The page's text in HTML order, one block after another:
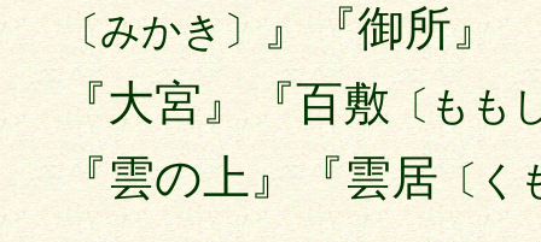
〔みかき〕』『御所』
『大宮』『百敷〔もも
『雲の上』『雲居〔く